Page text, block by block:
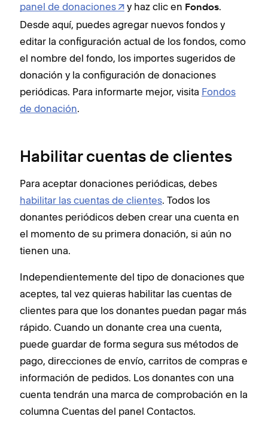
panel de donaciones
y haz clic en Fondos.
Desde aquí, puedes agregar nuevos fondos y
editar la configuración actual de los fondos, como
el nombre del fondo, los importes sugeridos de
donación y la configuración de donaciones
periódicas. Para informarte mejor, visita Fondos
de donación.
Habilitar cuentas de clientes
Para aceptar donaciones periódicas, debes
habilitar las cuentas de clientes. Todos los
donantes periódicos deben crear una cuenta en
el momento de su primera donación, si aún no
tienen una.
Independientemente del tipo de donaciones que
aceptes, tal vez quieras habilitar las cuentas de
clientes para que los donantes puedan pagar más
rápido. Cuando un donante crea una cuenta,
puede guardar de forma segura sus métodos de
pago, direcciones de envío, carritos de compras e
información de pedidos. Los donantes con una
cuenta tendrán una marca de comprobación en la
columna Cuentas del panel Contactos.